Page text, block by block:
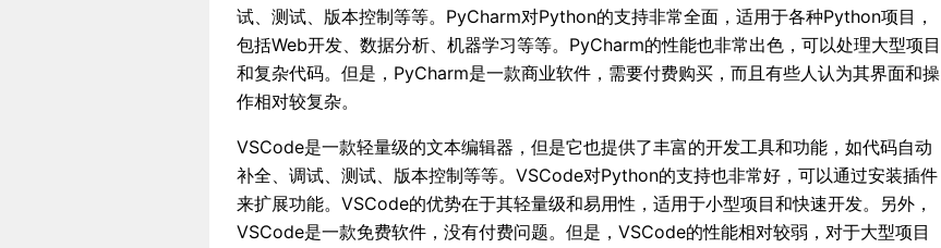
试、测试、版本控制等等。PyCharm对Python的支持非常全面，适用于各种Python项目，
包括Web开发、数据分析、机器学习等等。PyCharm的性能也非常出色，可以处理大型项目
和复杂代码。但是，PyCharm是一款商业软件，需要付费购买，而且有些人认为其界面和操
作相对较复杂。
VSCode是一款轻量级的文本编辑器，但是它也提供了丰富的开发工具和功能，如代码自动
补全、调试、测试、版本控制等等。VSCode对Python的支持也非常好，可以通过安装插件
来扩展功能。VSCode的优势在于其轻量级和易用性，适用于小型项目和快速开发。另外，
VSCode是一款免费软件，没有付费问题。但是，VSCode的性能相对较弱，对于大型项目